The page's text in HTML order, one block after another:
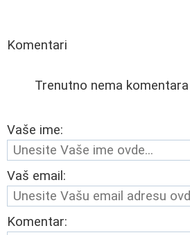
Komentari
Trenutno nema
Vaše ime:
Vaš email:
Komentar: